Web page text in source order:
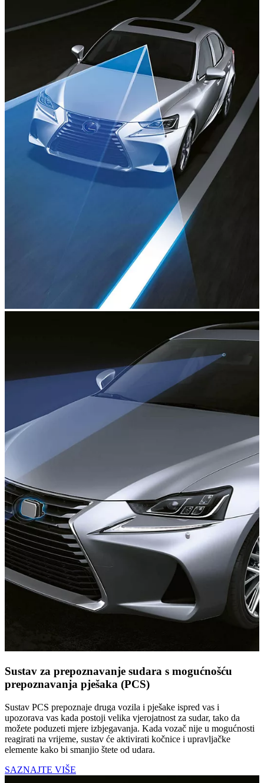
Sustav za prepoznavanje sudara s mogućnošću
prepoznavanja pješaka (PCS)
Sustav PCS prepoznaje druga vozila i pješake ispred vas i
upozorava vas kada postoji velika vjerojatnost za sudar, tako da
možete poduzeti mjere izbjegavanja. Kada vozač nije u mogućnosti
reagirati na vrijeme, sustav će aktivirati kočnice i upravljačke
elemente kako bi smanjio štete od udara.
SAZNAJTE VIŠE